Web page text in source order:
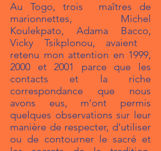
Au Togo, trois maîtres de
marionnettes, Michel
Koulekpato, Adama Bacco,
Vicky Tsikplonou, avaient
retenu mon attention en 1999,
2000 et 2001 parce que les
contacts et la riche
correspondance que nous
avons eus, m’ont permis
quelques observations sur leur
manière de respecter, d’utiliser
ou de contourner le sacré et